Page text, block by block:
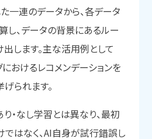
一連のデータから、各データ
し、データの背景にあるルー
します。主な活用例として
におけるレコメンデーションを
られます。
・なし学習とは異なり、最初
はなく、AI自身が試行錯誤し